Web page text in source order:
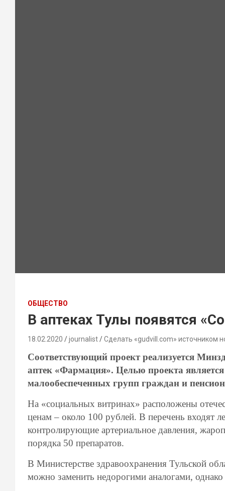
ОБЩЕСТВО
В аптеках Тулы появятся
18.02.2020 journalist Сделать «gudvill.com» источником
Соответствующий проект реализуется
аптек «Фармация». Целью проекта
малообеспеченных групп граждан и
На «социальных витринах» расположены
ценам – около 100 рублей. В перечень входят
контролирующие артериальное давления,
порядка 50 препаратов.
В Министерстве здравоохранения Тульской
можно заменить недорогими аналогами,